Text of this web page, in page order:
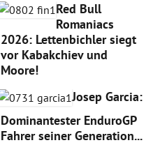
Red Bull
Romaniacs
2026: Lettenbichler siegt
vor Kabakchiev und
Moore!
Josep Garcia:
Dominantester EnduroGP
Fahrer seiner Generation...